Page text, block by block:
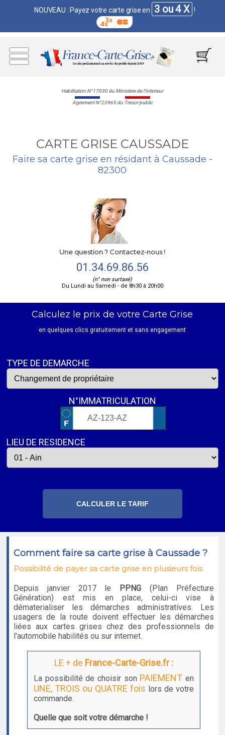
NOUVEAU : Payez votre carte grise en 3 ou 4 X !
Habilitation N°17030 du Ministere de l'Interieur
Agrement N°23965 du Tresor public
CARTE GRISE CAUSSADE
Faire sa carte grise en résidant à Caussade -
82300
Une question ? Contactez-nous !
01.34.69.86.56
(n° non surtaxé)
Du Lundi au Samedi - de 8h30 à 20h00
Calculez le prix de votre Carte Grise
en quelques clics gratuitement et sans engagement
TYPE DE DEMARCHE
N°IMMATRICULATION
LIEU DE RESIDENCE
Comment faire sa carte grise à Caussade ?
Possibilité de payer sa carte grise en plusieurs fois
Depuis janvier 2017 le PPNG (Plan Préfecture
Génération) est mis en place, celui-ci vise à
dématerialiser les démarches administratives. Les
usagers de la route doivent effectuer les démarches
liées aux cartes grises chez des professionnels de
l'automobile habilités ou sur internet.
LE + de France-Carte-Grise.fr :
La possibilité de choisir son PAIEMENT en
UNE, TROIS ou QUATRE fois lors de votre
commande.
Quelle que soit votre démarche !